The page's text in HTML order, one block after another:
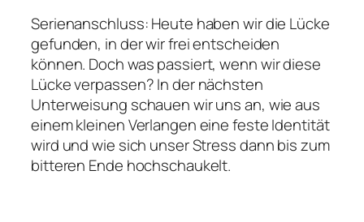
Serienanschluss: Heute haben wir die Lücke
gefunden, in der wir frei entscheiden
können. Doch was passiert, wenn wir diese
Lücke verpassen? In der nächsten
Unterweisung schauen wir uns an, wie aus
einem kleinen Verlangen eine feste Identität
wird und wie sich unser Stress dann bis zum
bitteren Ende hochschaukelt.